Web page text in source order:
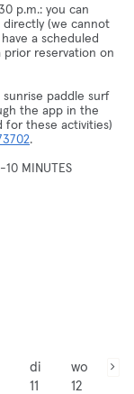
p.m.: you can
(we cannot
a scheduled
reservation on
sunrise paddle surf
the app in the
for these activities)
.
10 MINUTES
di
11
wo
12